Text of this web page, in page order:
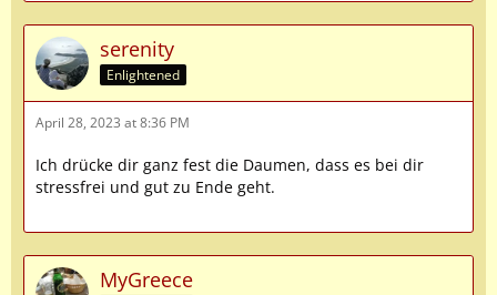
serenity
Enlightened
April 28, 2023 at 8:36 PM
Ich drücke dir ganz fest die Daumen, dass es bei dir
stressfrei und gut zu Ende geht.
MyGreece